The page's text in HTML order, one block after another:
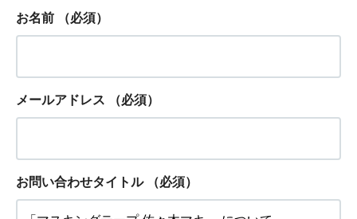
お名前 （必須）
メールアドレス （必須）
お問い合わせタイトル （必須）